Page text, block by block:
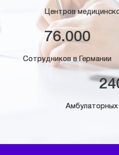
Центров
76.000
Сотрудников в Германии
Амбулаторных